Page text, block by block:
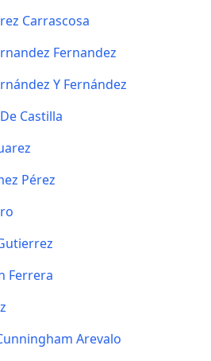
Carrascosa
Fernandez
Y Fernández
Castilla
Pérez
Ferrera
Arevalo